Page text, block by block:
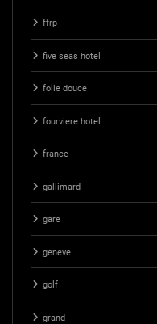
ffrp
five seas hotel
folie douce
fourviere hotel
france
gallimard
gare
geneve
golf
grand